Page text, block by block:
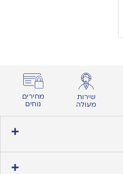
שירות
מעולה
מחירים
נוחים